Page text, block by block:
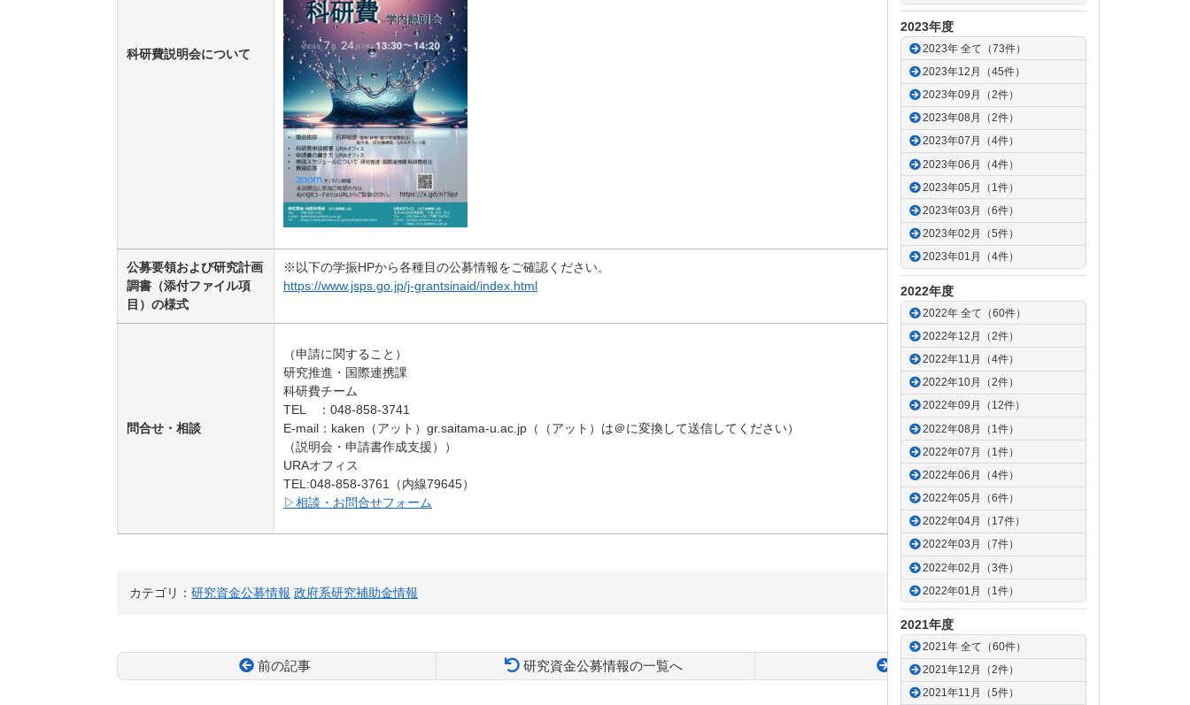
2023年度
2023年 全て（73件）
2023年12月（45件）
2023年09月（2件）
2023年08月（2件）
2023年07月（4件）
2023年06月（4件）
2023年05月（1件）
2023年03月（6件）
2023年02月（5件）
2023年01月（4件）
2022年度
2022年 全て（60件）
2022年12月（2件）
2022年11月（4件）
2022年10月（2件）
2022年09月（12件）
2022年08月（1件）
2022年07月（1件）
2022年06月（4件）
2022年05月（6件）
2022年04月（17件）
2022年03月（7件）
2022年02月（3件）
2022年01月（1件）
2021年度
2021年 全て（60件）
2021年12月（2件）
2021年11月（5件）
科研費説明会について
公募要領および研究計画
調書（添付ファイル項
目）の様式
※以下の学振HPから各種目の公募情報をご確認ください。
https://www.jsps.go.jp/j-grantsinaid/index.html
問合せ・相談
（申請に関すること）
研究推進・国際連携課
科研費チーム
TEL ：048-858-3741
E-mail：kaken（アット）gr.saitama-u.ac.jp（（アット）は＠に変換して送信してください）
（説明会・申請書作成支援））
URAオフィス
TEL:048-858-3761（内線79645）
▷相談・お問合せフォーム
カテゴリ： 研究資金公募情報 政府系研究補助金情報
前の記事 研究資金公募情報の一覧へ 次の記事